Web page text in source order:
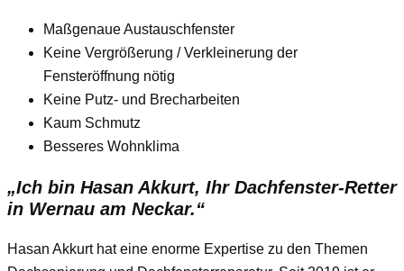
Maßgenaue Austauschfenster
Keine Vergrößerung / Verkleinerung der
Fensteröffnung nötig
Keine Putz- und Brecharbeiten
Kaum Schmutz
Besseres Wohnklima
„Ich bin Hasan Akkurt, Ihr Dachfenster-Retter
in Wernau am Neckar.“
Hasan Akkurt hat eine enorme Expertise zu den Themen